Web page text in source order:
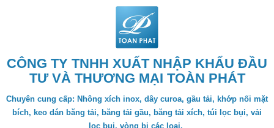
CÔNG TY TNHH XUẤT NHẬP KHẨU ĐẦU
TƯ VÀ THƯƠNG MẠI TOÀN PHÁT
Chuyên cung cấp: Nhông xích inox, dây curoa, gầu tải, khớp nối mặt
bích, keo dán băng tải, băng tải gầu, băng tải xích, túi lọc bụi, vải
lọc bụi, vòng bi các loại.